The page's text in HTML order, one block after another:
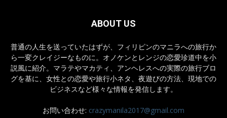
ABOUT US
普通の人生を送っていたはずが、フィリピンのマニラへの旅行か
ら一変クレイジーなものに。オノケンとレンジの恋愛珍道中を小
説風に紹介。マラテやマカティ、アンヘレスへの実際の旅行ブロ
グを基に、女性との恋愛や旅行小ネタ、夜遊びの方法、現地での
ビジネスなど様々な情報を発信します。
お問い合わせ: crazymanila2017@gmail.com